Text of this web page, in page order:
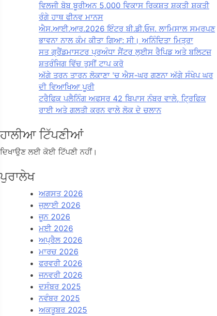
ਵਿਲਜੀ ਬੋਬ ਬੂਰੀਅਨ 5,000 ਵਿਕਾਸ ਰਿਕਸ਼ਤ ਸ਼ਕਤੀ ਸ਼ਕਤੀ
ਰੰਗੇ ਹਾਥ ਫੀਨਵ ਮਾਨਸ
ਐਸ.ਆਈ.ਆਰ.2026 ਇੰਟਰ ਬੀ.ਡੀ.ਓਜ. ਲਾਮਿਸਾਲ ਸਮਰਪਣ
ਭਾਵਨਾ ਨਾਲ ਕੰਮ ਕੀਤਾ ਗਿਆ: ਸੀ। ਅਨਿੰਦਿਤਾ ਮਿਤ੍ਰਾ
ਸਤ ਗ੍ਰੈਂਡਮਾਸਟਰ ਪ੍ਰਅੰਧਾ ਸੈਂਟਰ ਲੁਈਸ ਰੈਪਿਡ ਅਤੇ ਬਲਿਟਜ਼
ਸ਼ਤਰੰਜਿਗ ਵਿੱਚ ਤੁਸੀਂ ਟਾਪ ਕਰੋ
ਅੱਗੇ ਤਰਨ ਤਾਰਨ ਲੋਕਾਣਾ 'ਚ ਐਸ-ਘਰ ਗਣਨਾ ਅੱਗੇ ਸੰਖੇਪ ਘਰ
ਦੀ ਵਿਆਖਿਆ ਪੂਰੀ
ਟਰੈਫਿਕ ਪਲੈਨਿੰਗ ਅਫਸਰ 42 ਬਿਪਾਸ ਨੰਬਰ ਵਾਲੇ, ਟ੍ਰਿਫਿਕ
ਰਾਈ ਅਤੇ ਗਲਤੀ ਕਰਨ ਵਾਲੇ ਲੋਕ ਦੇ ਚਲਾਨ
ਹਾਲੀਆ ਟਿੱਪਣੀਆਂ
ਦਿਖਾਉਣ ਲਈ ਕੋਈ ਟਿੱਪਣੀ ਨਹੀਂ।
ਪੁਰਾਲੇਖ
ਅਗਸਤ 2026
ਜੁਲਾਈ 2026
ਜੂਨ 2026
ਮਈ 2026
ਅਪ੍ਰੈਲ 2026
ਮਾਰਚ 2026
ਫਰਵਰੀ 2026
ਜਨਵਰੀ 2026
ਦਸੰਬਰ 2025
ਨਵੰਬਰ 2025
ਅਕਤੂਬਰ 2025